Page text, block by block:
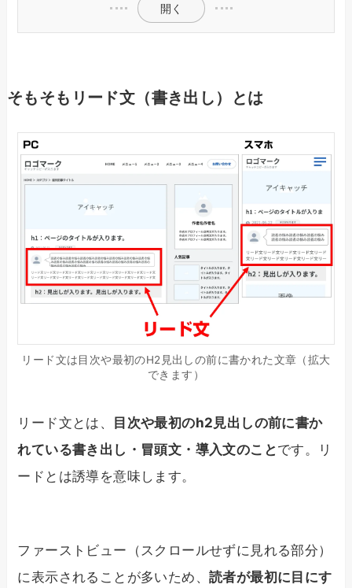
開く
そもそもリード文（書き出し）とは
リード文は目次や最初のH2見出しの前に書かれた文章（拡大
できます）
リード文とは、
目次や最初のh2見出しの前に書か
れている書き出し・冒頭文・導入文のこと です。リ
ードとは誘導を意味します。
ファーストビュー（スクロールせずに見れる部分）
に表示されることが多いため、読者が最初に目にす